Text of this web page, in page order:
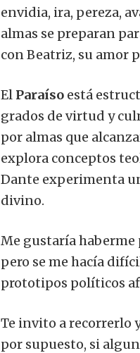
envidia, ira, pereza,
almas se preparan
con Beatriz, su amor
El Paraíso está
grados de virtud y
por almas que
explora conceptos
Dante experimenta
divino.
Me gustaría
pero se me hacía
prototipos políticos
Te invito a recorrerlo
por supuesto, si